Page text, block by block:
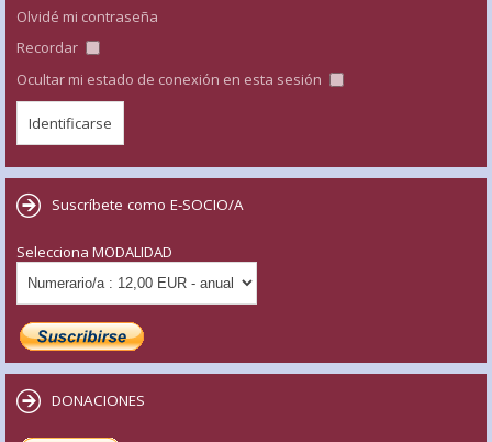
Olvidé mi contraseña
Recordar
Ocultar mi estado de conexión en esta sesión
Suscríbete como E-SOCIO/A
Selecciona MODALIDAD
DONACIONES